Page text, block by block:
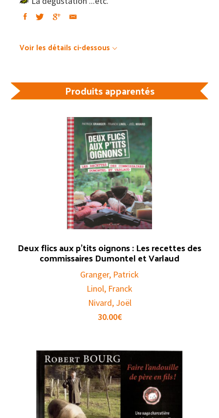
Voir les détails ci-dessous
Produits apparentés
Deux flics aux p’tits oignons : Les recettes des
commissaires Dumontel et Varlaud
Granger, Patrick
Linol, Franck
Nivard, Joël
30.00€